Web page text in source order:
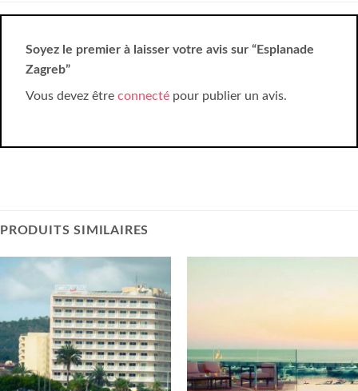
Soyez le premier à laisser votre avis sur “Esplanade
Zagreb”
Vous devez être connecté pour publier un avis.
PRODUITS SIMILAIRES